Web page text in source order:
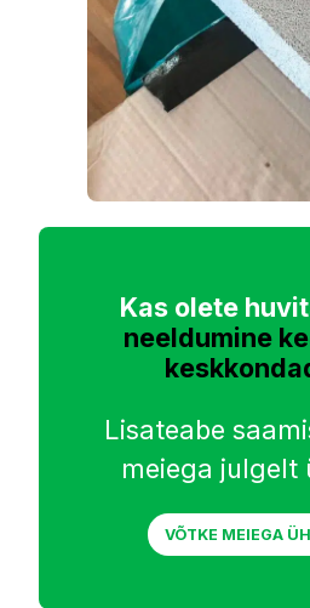
Kas olete
neeldumine
Lisateabe
meiega julgelt
VÕTKE MEIEGA